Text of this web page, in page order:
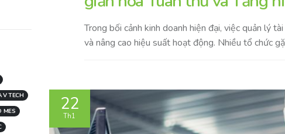
Trong bối cảnh kinh doanh hiện đại, việc quản lý
và nâng cao hiệu suất hoạt động. Nhiều tổ chức
22
Th1
V TECH
MES